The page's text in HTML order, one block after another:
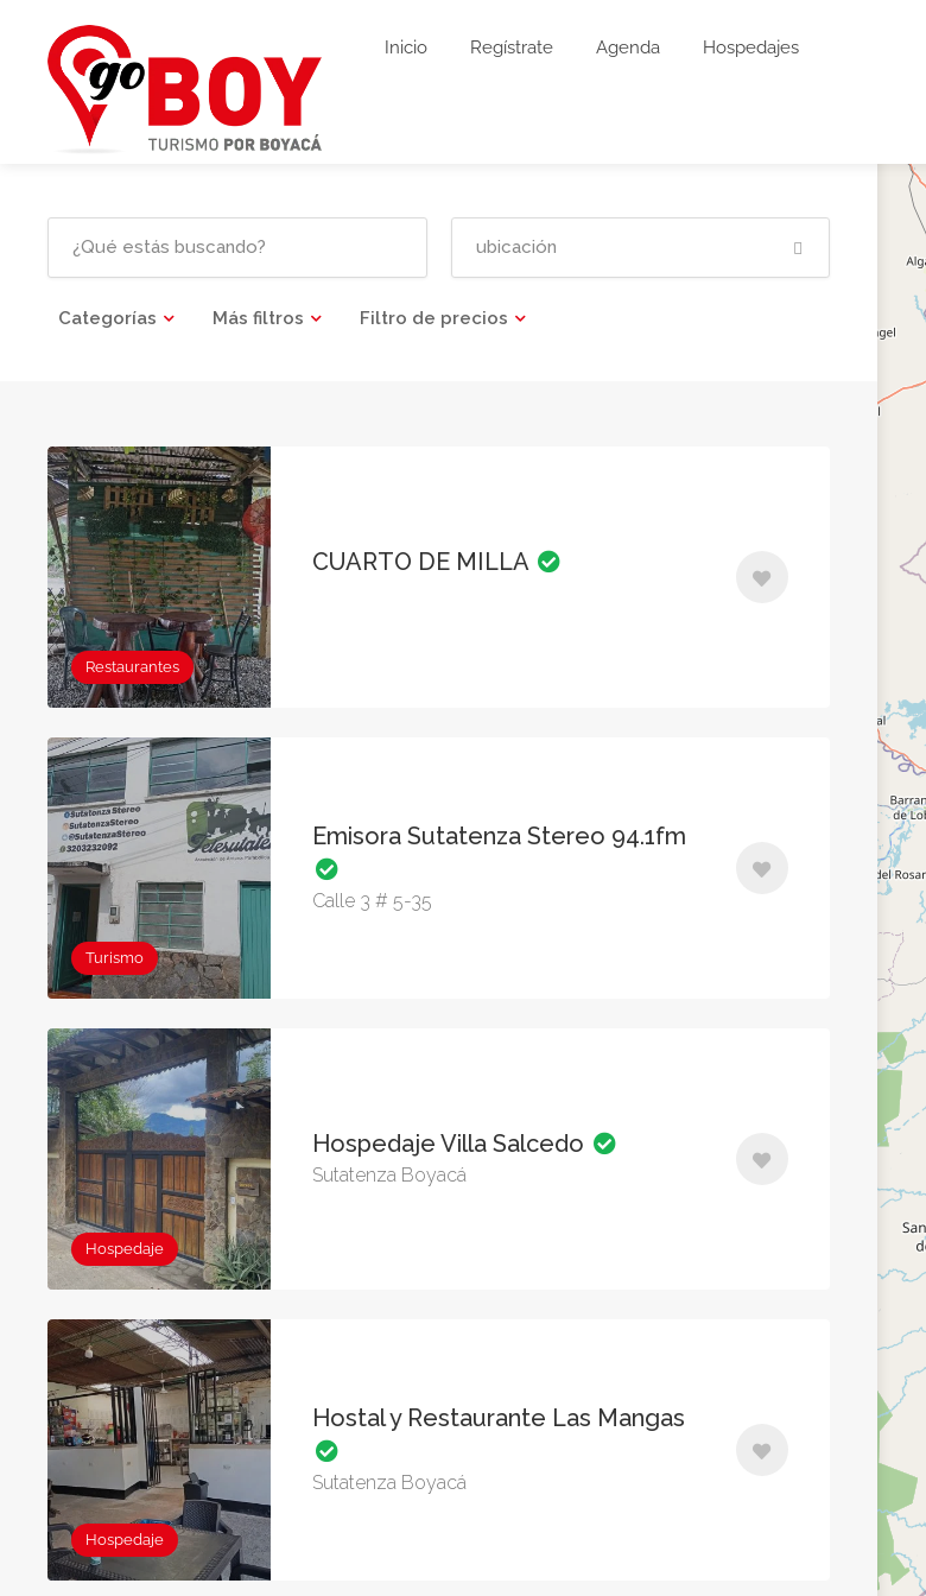
Inicio Regístrate Agenda Hospedajes
Categorías Más filtros Filtro de precios
Restaurantes
CUARTO DE MILLA
Turismo
Emisora Sutatenza Stereo 94.1fm
Calle 3 # 5-35
Hospedaje
Hospedaje Villa Salcedo
Sutatenza Boyacá
Hospedaje
Hostal y Restaurante Las Mangas
Sutatenza Boyacá